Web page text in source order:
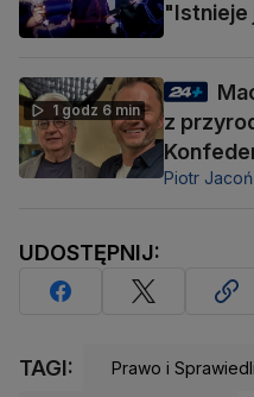
"Istnieje
1 godz 6 min
z
Piotr Jacoń
UDOSTĘPNIJ:
TAGI: Prawo i